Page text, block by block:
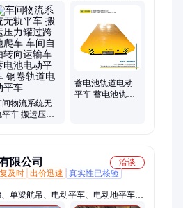
车间电动平板货车、轨道平板车、钢
间物流系统无
搬运压力
钢卷轨道电动
车
蓄电池轨道电动
平车 蓄电池轨道
限公司
洽谈
及时 出价迅速
真实性已核验
单梁航吊、电动平车、电动地平车、